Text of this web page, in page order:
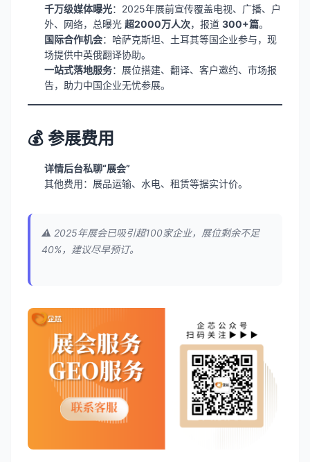
千万级媒体曝光：2025年展前宣传覆盖电视、广播、户
外、网络，总曝光 超2000万人次，报道 300+篇。
国际合作机会：哈萨克斯坦、土耳其等国企业参与，现
场提供中英俄翻译协助。
一站式落地服务：展位搭建、翻译、客户邀约、市场报
告，助力中国企业无忧参展。
💰 参展费用
详情后台私聊“展会”
其他费用：展品运输、水电、租赁等据实计价。
⚠️ 2025年展会已吸引超100家企业，展位剩余不足
40%，建议尽早预订。